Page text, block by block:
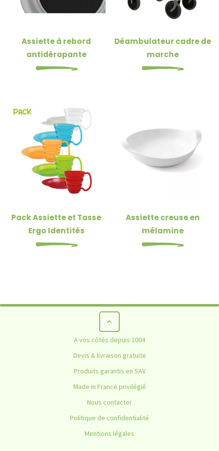
Assiette à rebord
antidérapante
Déambulateur cadre de
marche
Pack Assiette et Tasse
Ergo Identités
Assiette creuse en
mélamine
Antidérapant adhésif Dycem
ANTIDÉRAPANT ADHÉSIF DYCEM
A vos côtés depuis 2004
Devis & livraison gratuite
Produits garantis en SAV
Made in France privilégié
Nous contacter
Politique de confidentialité
Mentions légales